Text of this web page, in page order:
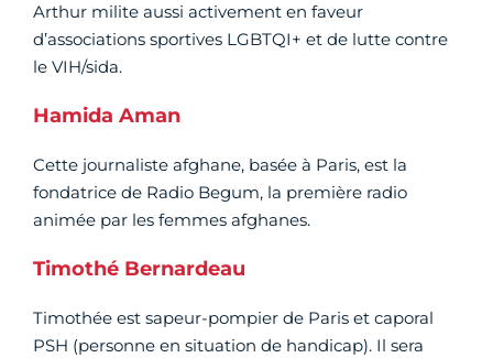
Arthur milite aussi activement en faveur
d’associations sportives LGBTQI+ et de lutte contre
le VIH/sida.
Hamida Aman
Cette journaliste afghane, basée à Paris, est la
fondatrice de Radio Begum, la première radio
animée par les femmes afghanes.
Timothé Bernardeau
Timothée est sapeur-pompier de Paris et caporal
PSH (personne en situation de handicap). Il sera